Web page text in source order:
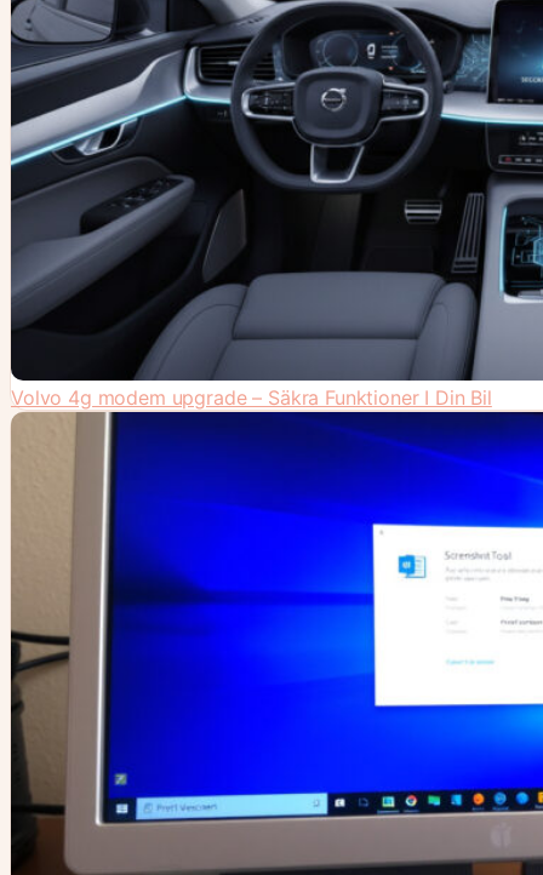
Volvo 4g modem upgrade – Säkra Funktioner I Din Bil